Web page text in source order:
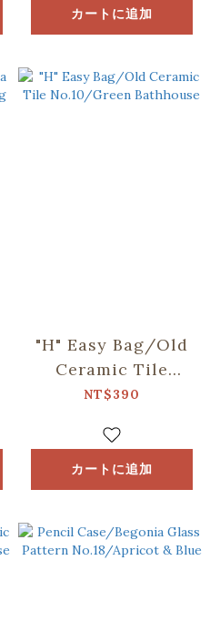
カートに追加
"H" Easy Bag/Old
Ceramic Tile
No.10/Green
NT$390
カートに追加